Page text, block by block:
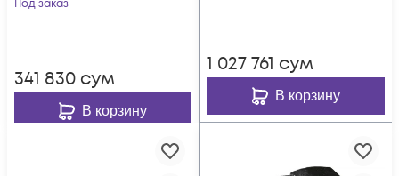
Под заказ
341 830 сум
В корзину
1 027 761 сум
В корзину